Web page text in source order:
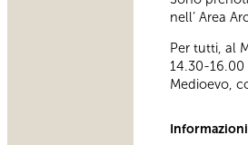
nell’ Area
Per tutti, al
14.30-
Medioevo,